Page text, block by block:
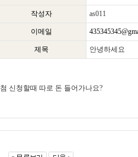
작성자 as011
이메일
제목 안녕하세요
첨 신청할때 따로 돈 들어가나요?